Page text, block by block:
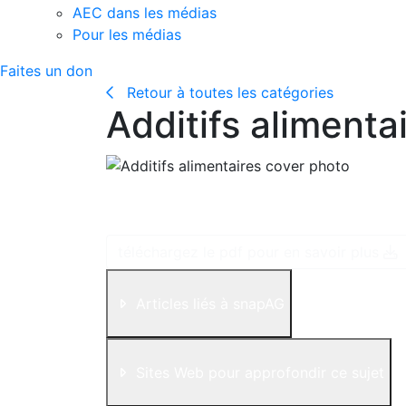
AEC dans les médias
Pour les médias
Faites un don
Retour à toutes les catégories
Additifs